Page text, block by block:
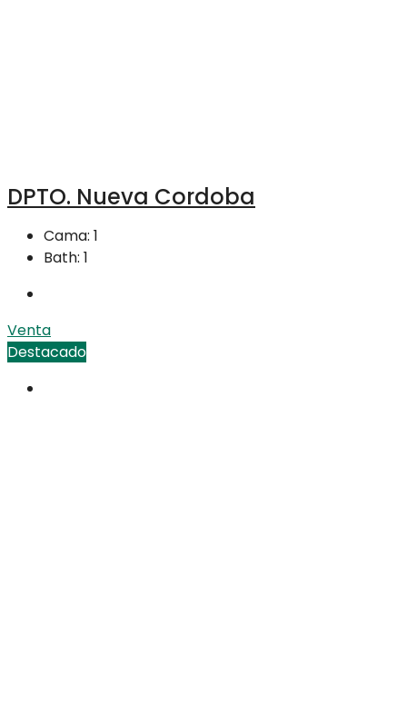
DPTO. Nueva Cordoba
Cama: 1
Bath: 1
Venta
Destacado